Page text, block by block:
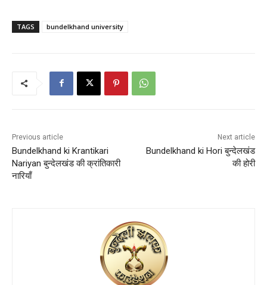
TAGS bundelkhand university
Previous article
Bundelkhand ki Krantikari
Nariyan बुन्देलखंड की क्रांतिकारी
नारियाँ
Next article
Bundelkhand ki Hori बुन्देलखंड
की होरी